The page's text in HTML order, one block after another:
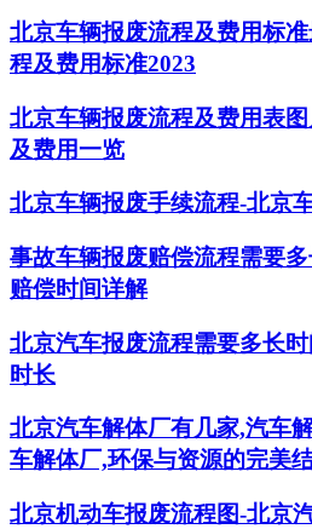
北京车辆报废流程及费用标
程及费用标准2023
北京车辆报废流程及费用表
及费用一览
北京车辆报废手续流程-北京
事故车辆报废赔偿流程需要
赔偿时间详解
北京汽车报废流程需要多长
时长
北京汽车解体厂有几家,汽车
车解体厂,环保与资源的完美
北京机动车报废流程图-北京